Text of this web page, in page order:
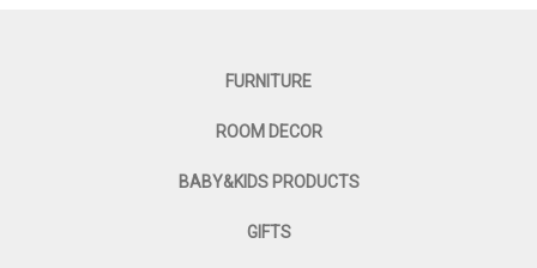
FURNITURE
ROOM DECOR
BABY&KIDS PRODUCTS
GIFTS